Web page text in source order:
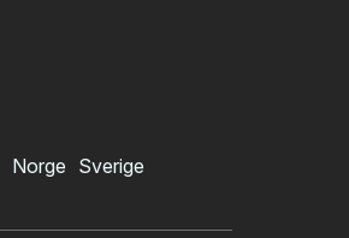
Norge Sverige